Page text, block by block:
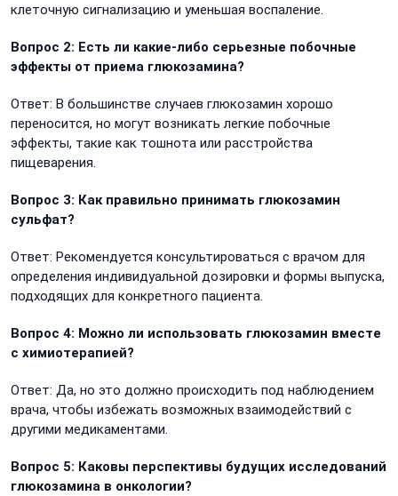
клеточную сигнализацию и уменьшая воспаление.
Вопрос 2: Есть ли какие-либо серьезные побочные
эффекты от приема глюкозамина?
Ответ: В большинстве случаев глюкозамин хорошо
переносится, но могут возникать легкие побочные
эффекты, такие как тошнота или расстройства
пищеварения.
Вопрос 3: Как правильно принимать глюкозамин
сульфат?
Ответ: Рекомендуется консультироваться с врачом для
определения индивидуальной дозировки и формы выпуска,
подходящих для конкретного пациента.
Вопрос 4: Можно ли использовать глюкозамин вместе
с химиотерапией?
Ответ: Да, но это должно происходить под наблюдением
врача, чтобы избежать возможных взаимодействий с
другими медикаментами.
Вопрос 5: Каковы перспективы будущих исследований
глюкозамина в онкологии?